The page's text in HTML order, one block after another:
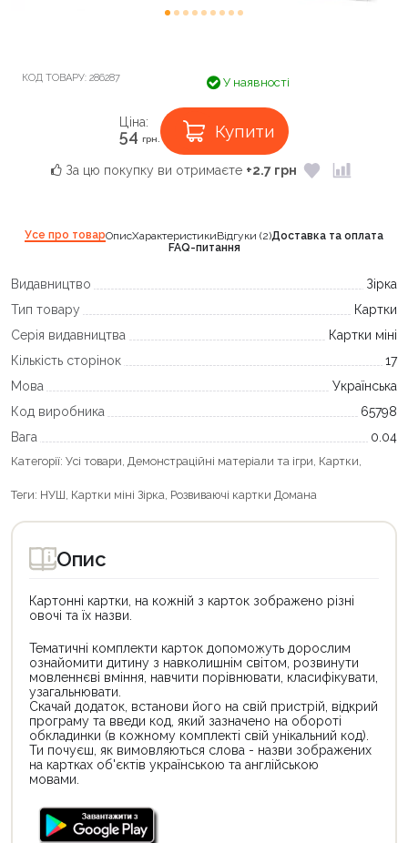
КОД ТОВАРУ: 286287 У наявності
Ціна:
54 грн. Купити
За цю покупку ви отримаєте +2.7 грн
Усе про товарОписХарактеристикиВідгуки (2)Доставка та оплата
FAQ-питання
Видавництво
Зірка
Тип товару
Картки
Серія видавництва
Картки міні
Кількість сторінок
17
Мова
Українська
Код виробника
65798
Вага
0.04
Категорії: Усі товари, Демонстраційні матеріали та ігри, Картки,
Теги: НУШ, Картки міні Зірка, Розвиваючі картки Домана
Опис
Картонні картки, на кожній з карток зображено різні
овочі та їх назви.
Тематичні комплекти карток допоможуть дорослим
ознайомити дитину з навколишнім світом, розвинути
мовленнєві вміння, навчити порівнювати, класифікувати,
узагальнювати.
Скачай додаток, встанови його на свій пристрій, відкрий
програму та введи код, який зазначено на обороті
обкладинки (в кожному комплекті свій унікальний код).
Ти почуєш, як вимовляються слова - назви зображених
на картках об'єктів українською та англійською
мовами.